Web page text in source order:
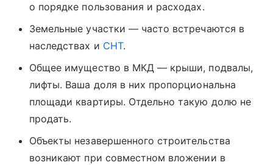
о порядке пользования и расходах.
Земельные участки — часто встречаются в
наследствах и СНТ.
Общее имущество в МКД — крыши, подвалы,
лифты. Ваша доля в них пропорциональна
площади квартиры. Отдельно такую долю не
продать.
Объекты незавершенного строительства
возникают при совместном вложении в